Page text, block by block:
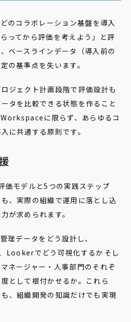
コラボレーション基盤を導入
ってから評価を考えよう」と評
ベースラインデータ（導入前の
の基準点を失います。
ジェクト計画段階で評価設計も
タを比較できる状態を作ること
に限らず、あらゆるコ
に共通する原則です。
価モデルと5つの実践ステップ
、実際の組織で運用に落とし込
が求められます。
データをどう設計し、
でどう可視化するか――そし
ネージャー・人事部門のそれぞ
として根付かせるか。これら
、組織開発の知識だけでも実現